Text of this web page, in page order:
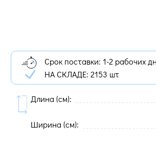
Срок поставки: 1-2 рабочих
НА СКЛАДЕ: 2153 шт
Длина (cм):
Ширина (cм):